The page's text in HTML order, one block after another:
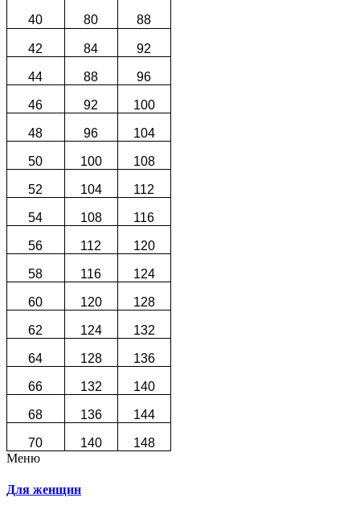
40 80 88
42 84 92
44 88 96
46 92 100
48 96 104
50 100 108
52 104 112
54 108 116
56 112 120
58 116 124
60 120 128
62 124 132
64 128 136
66 132 140
68 136 144
70 140
148
Меню
Для женщин